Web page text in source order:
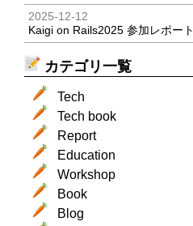
2025-12-12
Kaigi on Rails2025 参加レポート
カテゴリ一覧
Tech
Tech book
Report
Education
Workshop
Book
Blog